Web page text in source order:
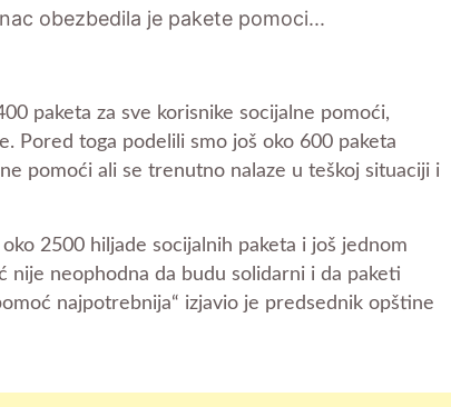
paketa za sve korisnike socijalne pomoći,
Pored toga podelili smo još oko 600 paketa
pomoći ali se trenutno nalaze u teškoj situaciji i
2500 hiljade socijalnih paketa i još jednom
nije neophodna da budu solidarni i da paketi
najpotrebnija“ izjavio je predsednik opštine